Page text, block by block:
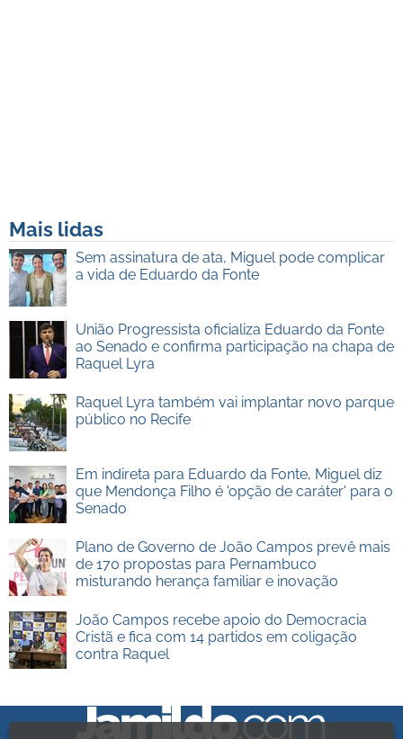
Mais lidas
Sem assinatura de ata, Miguel pode complicar
a vida de Eduardo da Fonte
União Progressista oficializa Eduardo da Fonte
ao Senado e confirma participação na chapa de
Raquel Lyra
Raquel Lyra também vai implantar novo parque
público no Recife
Em indireta para Eduardo da Fonte, Miguel diz
que Mendonça Filho é 'opção de caráter' para o
Senado
Plano de Governo de João Campos prevê mais
de 170 propostas para Pernambuco
misturando herança familiar e inovação
João Campos recebe apoio do Democracia
Cristã e fica com 14 partidos em coligação
contra Raquel